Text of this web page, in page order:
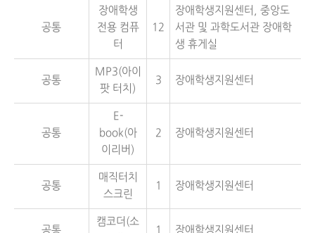
공통
장애학생
전용 컴퓨
터
12
장애학생지원센터, 중앙도
서관 및 과학도서관 장애학
생 휴게실
공통
MP3(아이
팟 터치)
3 장애학생지원센터
공통
E-
book(아
이리버)
2 장애학생지원센터
공통
매직터치
스크린
1 장애학생지원센터
공통
캠코더(소
1 장애학생지원센터